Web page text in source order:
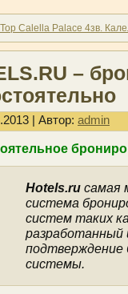
Calella Palace 4зв.
–
| Автор: admin
Hotels.ru самая
система
систем таких
подтверждение
системы.